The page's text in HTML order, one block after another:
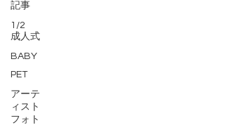
記事
1/2
成人式
BABY
PET
アーテ
ィスト
フォト